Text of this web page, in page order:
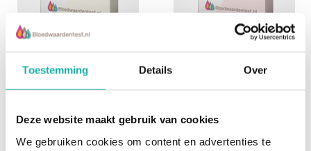
Toestemming Details Over
Deze website maakt gebruik van cookies
We gebruiken cookies om content en advertenties te
uit urine
afbraakproductvan
gebruikt in een screening
het afweersysteem anti-
aanmaakt.